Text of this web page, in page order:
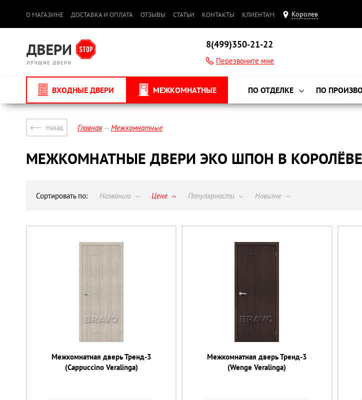
О МАГАЗИНЕ ДОСТАВКА И ОПЛАТА ОТЗЫВЫ СТАТЬИ КОНТАКТЫ КЛИЕНТАМ Королев
8(499)350-21-22
Перезвоните мне
ВХОДНЫЕ ДВЕРИ МЕЖКОМНАТНЫЕ ПО ОТДЕЛКЕ ПО
Назад Главная Межкомнатные
МЕЖКОМНАТНЫЕ ДВЕРИ ЭКО ШПОН В КОРОЛЁВЕ
Сортировать по: Названию Цене Популярности Новизне
Межкомнатная дверь Тренд-3
(Cappuccino Veralinga)
Межкомнатная дверь Тренд-3
(Wenge Veralinga)